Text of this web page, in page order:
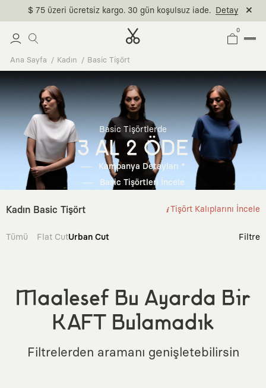
$ 75 üzeri ücretsiz kargo. 30 gün koşulsuz iade. Detay
0
Ana Sayfa Kadın Basic Tişört
Basic Tişörtlerde
3 AL 2 ÖDE
Kampanya Detayları *
Basic Tişörtleri İncele
Kadın Basic Tişört Tişört Kalıplarını İncele
Tümü Flat CutUrban Cut Filtre
Maalesef Bu Ayarda Bir
KAFT Bulamadık
Filtrelerden aramanı genişletebilirsin